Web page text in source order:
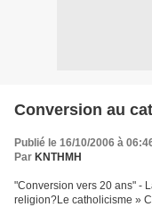
Conversion au
Publié le 16/10/2006 à
Par KNTHMH
"Conversion vers 20 ans" -
religion?Le catholicisme »